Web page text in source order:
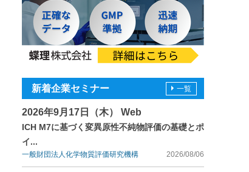
新着企業セミナー
2026年9月17日（木） Web
ICH M7に基づく変異原性不純物評価の基礎とポ
イ...
一般財団法人化学物質評価研究機構 2026/08/06
一覧